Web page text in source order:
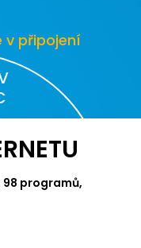
v připojení
98 programů,